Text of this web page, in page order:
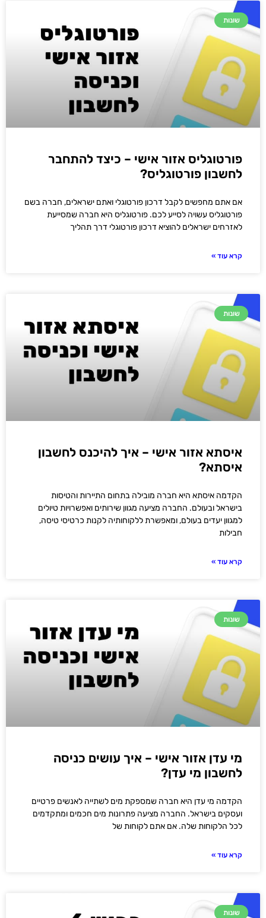
שונות
פורטוגליס אזור אישי – כיצד להתחבר
לחשבון פורטוגליס?
אם אתם מחפשים לקבל דרכון פורטוגלי ואתם ישראלים, חברה בשם
פורטוגליס עשויה לסייע לכם. פורטוגליס היא חברה שמסייעת
לאזרחים ישראלים להוציא דרכון פורטוגלי דרך תהליך
קרא עוד »
שונות
איסתא אזור אישי – איך להיכנס לחשבון
איסתא?
הקדמה איסתא היא חברה מובילה בתחום התיירות והטיסות
בישראל ובעולם. החברה מציעה מגוון שירותים ואפשרויות טיולים
למגוון יעדים בעולם, ומאפשרת ללקוחותיה לקנות כרטיסי טיסה,
חבילות
קרא עוד »
שונות
מי עדן אזור אישי – איך עושים כניסה
לחשבון מי עדן?
הקדמה מי עדן היא חברה שמספקת מים לשתייה לאנשים פרטיים
ועסקים בישראל. החברה מציעה פתרונות מים חכמים ומתקדמים
לכל הלקוחות שלה. אם אתם לקוחות של
קרא עוד »
שונות